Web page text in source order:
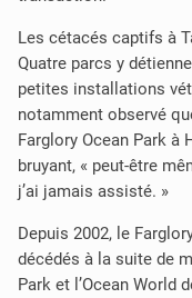
Les cétacés captifs à
Quatre parcs y
petites installations
notamment observé
Farglory Ocean Park à
bruyant, « peut-être
j’ai jamais assisté. »
Depuis 2002, le
décédés à la suite de
Park et l’Ocean World